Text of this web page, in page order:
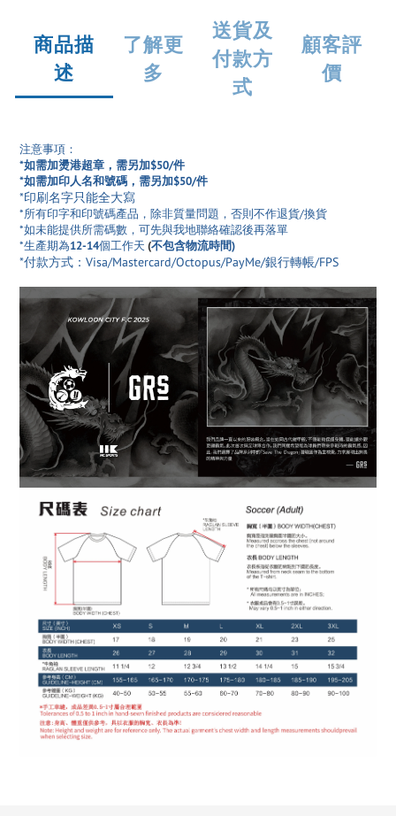
商品描
述
了解更
多
送貨及
付款方
式
顧客評
價
注意事項：
*如需加燙港超章，需另加$50/件
*如需加印人名和號碼，需另加$50/件
*印刷名字只能全大寫
*所有印字和印號碼產品 ，除非質量問題，否則不作退貨/換貨
*如未能提供所需碼數，可先與我地聯絡確認後再落單
*生產期為12-14個工作天 (不包含物流時間)
*付款方式：Visa/Mastercard/Octopus/PayMe/銀行轉帳/FPS